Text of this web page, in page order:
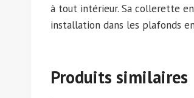
à tout intérieur. Sa collerette
installation dans les plafonds
Produits similaires